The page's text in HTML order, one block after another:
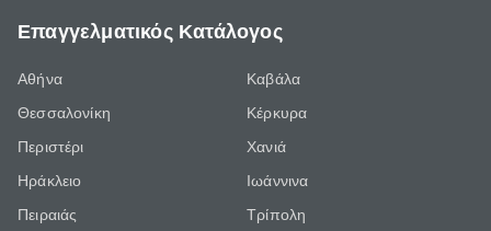
Επαγγελματικός Κατάλογος
Αθήνα
Θεσσαλονίκη
Περιστέρι
Ηράκλειο
Πειραιάς
Καβάλα
Κέρκυρα
Χανιά
Ιωάννινα
Τρίπολη